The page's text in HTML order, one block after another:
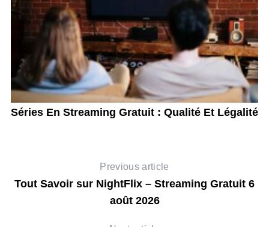
Séries En Streaming Gratuit : Qualité Et Légalité
Previous article
Tout Savoir sur NightFlix – Streaming Gratuit 6
août 2026